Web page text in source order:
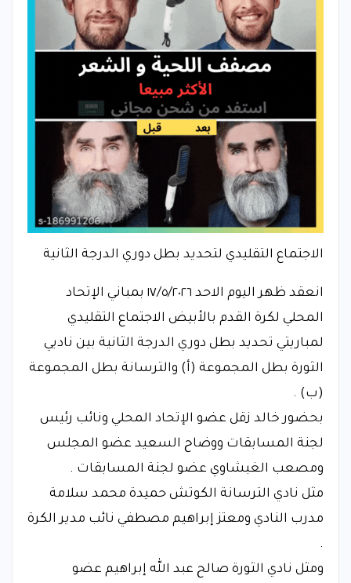
الاجتماع التقليدي لتحديد بطل دوري الدرجة الثانية
انعقد ظهر اليوم الاحد ١٧/٥/٢٠٢٦ بمباني الإتحاد
المحلي لكرة القدم بالأبيض الاجتماع التقليدي
لمباريتي تحديد بطل دوري الدرجة الثانية بين ناديي
الثورة بطل المجموعة ‏(أ‏) والترسانة بطل المجموعة
‏(ب‏) .
بحضور خالد زقل عضو الإتحاد المحلي ونائب رئيس
لجنة المسابقات ووضاح السعيد عضو المجلس
ومصعب الغبشاوي عضو لجنة المسابقات .
مثل نادي الترسانة الكوتش حميدة محمد سلامة
مدرب النادي ومعتز إبراهيم مصطفي نائب مدير الكرة
.
ومثل نادي الثورة صالح عبد الله إبراهيم عضو